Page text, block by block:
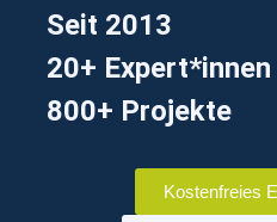
Seit 2013
20+ Expert*innen
800+ Projekte
Kostenfreies